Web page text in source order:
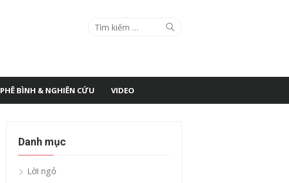
Search
Search
PHÊ BÌNH & NGHIÊN CỨU VIDEO
Danh mục
Lời ngỏ